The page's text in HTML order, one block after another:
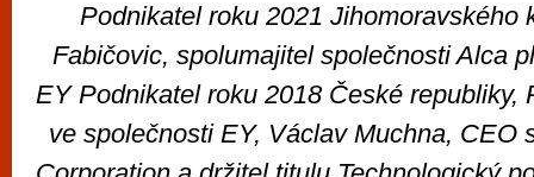
Podnikatel roku 2021 Jihomoravského
Fabičovic, spolumajitel společnosti Alca
EY Podnikatel roku 2018 České republiky,
ve společnosti EY, Václav Muchna, CEO